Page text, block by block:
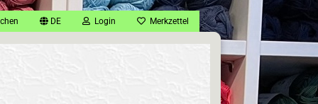
DE Login Merkzettel